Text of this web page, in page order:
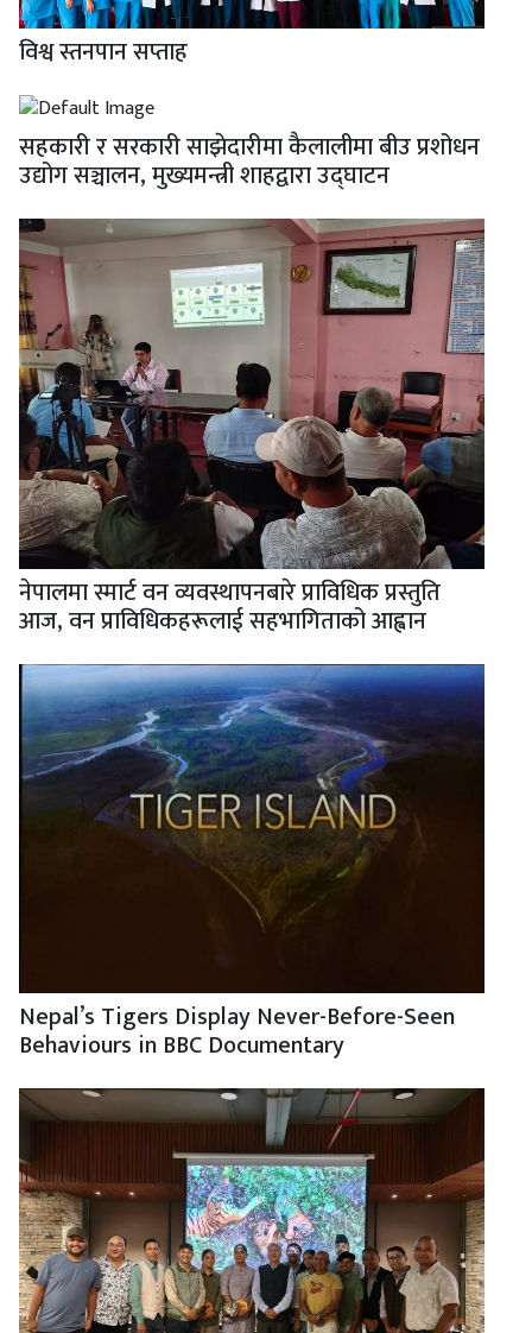
विश्व स्तनपान सप्ताह
सहकारी र सरकारी साझेदारीमा कैलालीमा बीउ प्रशोधन
उद्योग सञ्चालन, मुख्यमन्त्री शाहद्वारा उद्घाटन
नेपालमा स्मार्ट वन व्यवस्थापनबारे प्राविधिक प्रस्तुति
आज, वन प्राविधिकहरूलाई सहभागिताको आह्वान
Nepal’s Tigers Display Never-Before-Seen
Behaviours in BBC Documentary